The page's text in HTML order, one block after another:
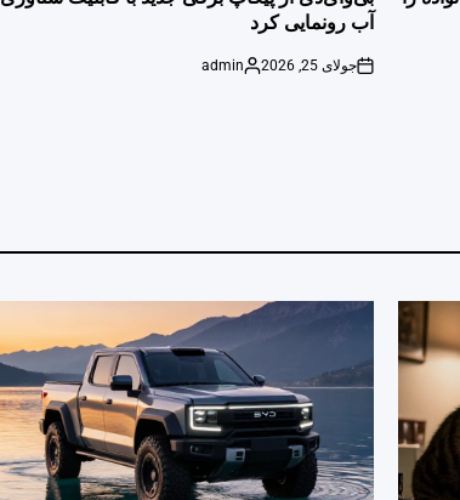
آب رونمایی کرد
on
جولای 25, 2026
Posted
admin